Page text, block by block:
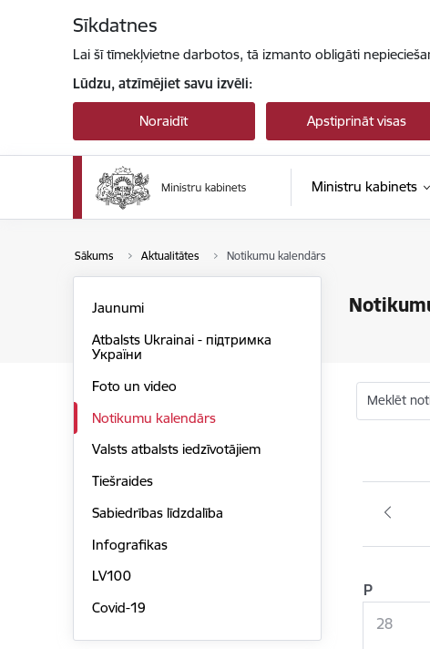
Sīkdatnes
Lai šī tīmekļvietne darbotos, tā izmanto obligāti
Lūdzu, atzīmējiet savu izvēli:
Noraidīt Apstiprināt visas
Ministru kabinets
Sākums Aktualitātes Notikumu kalendārs
Jaunumi
Atbalsts Ukrainai - підтримка
України
Foto un video
Notikumu kalendārs
Valsts atbalsts iedzīvotājiem
Tiešraides
Sabiedrības līdzdalība
Infografikas
LV100
Covid-19
Meklēt
P
28